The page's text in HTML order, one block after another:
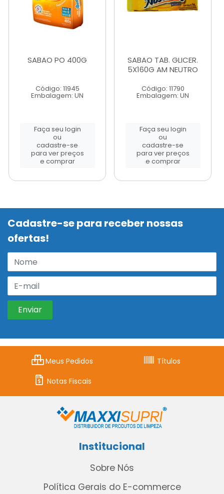
SABAO PO 400G
Código: 11945
Embalagem: UN
Faça seu login
ou
cadastre-se
para ver preços
e comprar
SABAO TAB. GLICER.
5X160G AM NEUTRO
Código: 11790
Embalagem: UN
Faça seu login
ou
cadastre-se
para ver preços
e comprar
Cadastre-se para receber nossas
ofertas!
Meus Pedidos
Títulos
Notas Fiscais
Institucional
Sobre Nós
Política Gerais do E-commerce